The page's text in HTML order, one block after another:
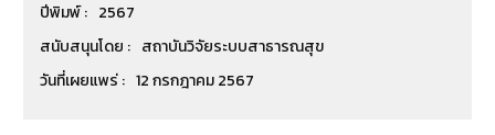
ปีพิมพ์ : 2567
สนับสนุนโดย : สถาบันวิจัยระบบสาธารณสุข
วันที่เผยแพร่ : 12 กรกฎาคม 2567